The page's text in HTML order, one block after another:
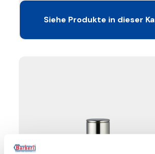
Siehe Produkte in dieser